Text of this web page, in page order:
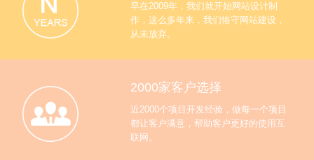
早在2009年，我们就开始网站设计制
作，这么多年来，我们恪守网站建设，
从未放弃。
2000家客户选择
近2000个项目开发经验，做每一个项目
都让客户满意，帮助客户更好的使用互
联网。